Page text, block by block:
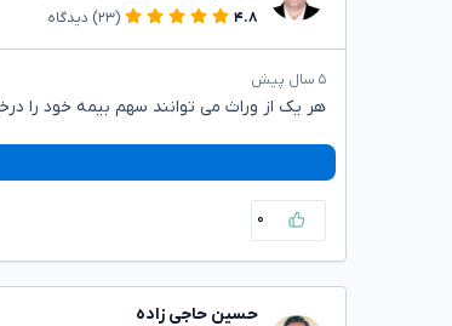
۴.۸
(۲۳) دیدگاه
۵ سال پیش
هر یک از وراث می توانند سهم بیمه خود را
۰
حسین حاجی زاده